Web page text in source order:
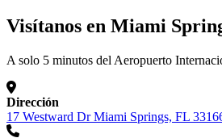
Visítanos en Miami
A solo 5 minutos del Aeropuerto
Dirección
17 Westward Dr Miami Springs, FL